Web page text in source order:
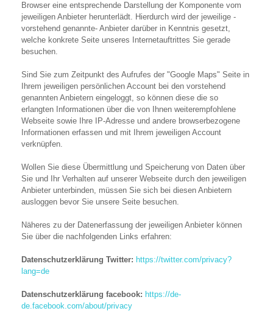
Browser eine entsprechende Darstellung der Komponente vom
jeweiligen Anbieter herunterlädt. Hierdurch wird der jeweilige -
vorstehend genannte- Anbieter darüber in Kenntnis gesetzt,
welche konkrete Seite unseres Internetauftrittes Sie gerade
besuchen.
Sind Sie zum Zeitpunkt des Aufrufes der "Google Maps" Seite in
Ihrem jeweiligen persönlichen Account bei den vorstehend
genannten Anbietern eingeloggt, so können diese die so
erlangten Informationen über die von Ihnen weiterempfohlene
Webseite sowie Ihre IP-Adresse und andere browserbezogene
Informationen erfassen und mit Ihrem jeweiligen Account
verknüpfen.
Wollen Sie diese Übermittlung und Speicherung von Daten über
Sie und Ihr Verhalten auf unserer Webseite durch den jeweiligen
Anbieter unterbinden, müssen Sie sich bei diesen Anbietern
ausloggen bevor Sie unsere Seite besuchen.
Näheres zu der Datenerfassung der jeweiligen Anbieter können
Sie über die nachfolgenden Links erfahren:
Datenschutzerklärung Twitter: https://twitter.com/privacy?
lang=de
Datenschutzerklärung facebook: https://de-
de.facebook.com/about/privacy